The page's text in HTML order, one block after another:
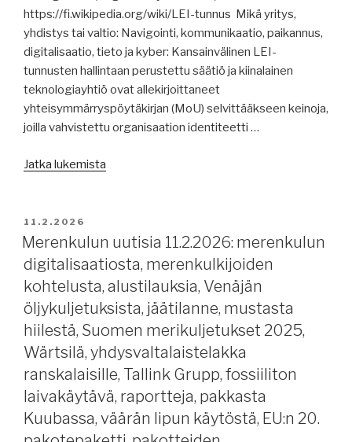
https://fi.wikipedia.org/wiki/LEI-tunnus Mikä yritys,
yhdistys tai valtio: Navigointi, kommunikaatio, paikannus,
digitalisaatio, tieto ja kyber: Kansainvälinen LEI-
tunnusten hallintaan perustettu säätiö ja kiinalainen
teknologiayhtiö ovat allekirjoittaneet
yhteisymmärryspöytäkirjan (MoU) selvittääkseen keinoja,
joilla vahvistettu organisaation identiteetti …
Jatka lukemista
klo
15.00:
LEI-
tunnus,
merenkulkijapulasta,
rahtimarkkinoista,
uudisrakennustilauksia,
Viking
Line,
Finnlines,
ms
JULKAISTU
11.2.2026
Merenkulun uutisia 11.2.2026: merenkulun
digitalisaatiosta, merenkulkijoiden
kohtelusta, alustilauksia, Venäjän
öljykuljetuksista, jäätilanne, mustasta
hiilestä, Suomen merikuljetukset 2025,
Wärtsilä, yhdysvaltalaistelakka
ranskalaisille, Tallink Grupp, fossiiliton
laivakäytävä, raportteja, pakkasta
Kuubassa, väärän lipun käytöstä, EU:n 20.